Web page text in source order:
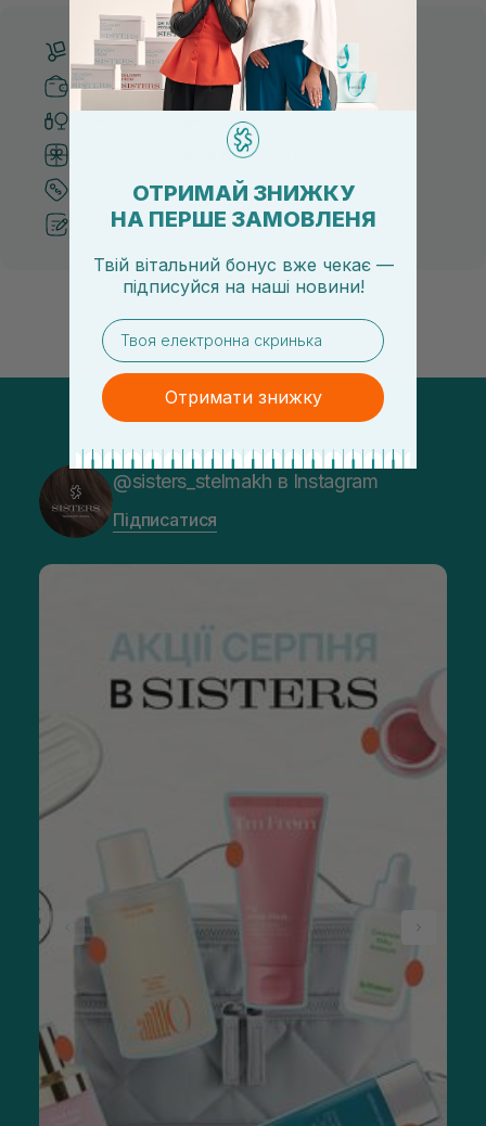
Безкоштовна доставка від 3000 UAH
Безпечні способи оплати
Тільки оригінальна косметика
Система бонусів та лояльності
Кращі ціни та топ товари
Рекомендації від косметологів
@sisters_stelmakh в Instagram
Підписатися
ОТРИМАЙ ЗНИЖКУ
НА ПЕРШЕ ЗАМОВЛЕНЯ
Твій вітальний бонус вже чекає —
підписуйся на наші новини!
email
Отримати знижку